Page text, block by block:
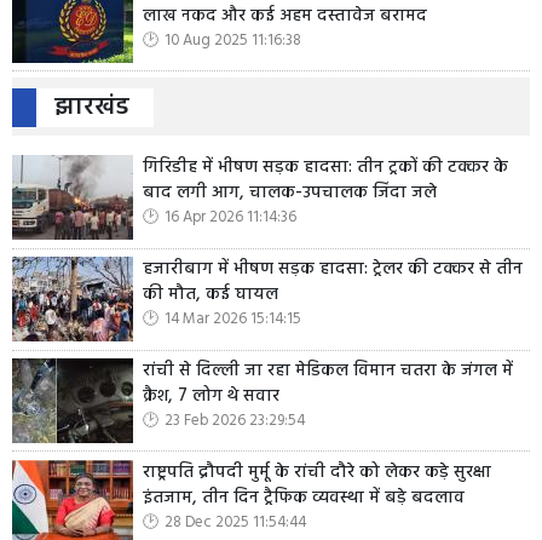
लाख नकद और कई अहम दस्तावेज बरामद
10 Aug 2025 11:16:38
झारखंड
गिरिडीह में भीषण सड़क हादसा: तीन ट्रकों की टक्कर के
बाद लगी आग, चालक-उपचालक जिंदा जले
16 Apr 2026 11:14:36
हजारीबाग में भीषण सड़क हादसा: ट्रेलर की टक्कर से तीन
की मौत, कई घायल
14 Mar 2026 15:14:15
रांची से दिल्ली जा रहा मेडिकल विमान चतरा के जंगल में
क्रैश, 7 लोग थे सवार
23 Feb 2026 23:29:54
राष्ट्रपति द्रौपदी मुर्मू के रांची दौरे को लेकर कड़े सुरक्षा
इंतजाम, तीन दिन ट्रैफिक व्यवस्था में बड़े बदलाव
28 Dec 2025 11:54:44